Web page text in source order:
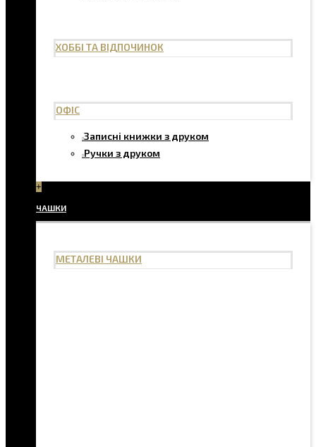
ХОББІ ТА ВІДПОЧИНОК
ОФІС
Записні книжки з друком
Ручки з друком
+
ЧАШКИ
МЕТАЛЕВІ ЧАШКИ